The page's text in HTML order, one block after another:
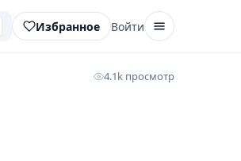
Избранное Войти
4.1k просмотр